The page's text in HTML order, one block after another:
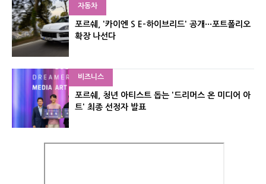
자동차
포르쉐, '카이엔 S E-하이브리드' 공개···포트폴리오
확장 나선다
비즈니스
포르쉐, 청년 아티스트 돕는 '드리머스 온 미디어 아
트' 최종 선정자 발표